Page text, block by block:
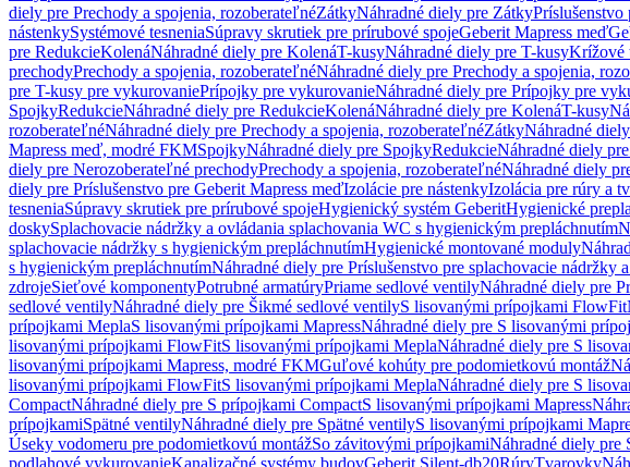
diely pre Prechody a spojenia, rozoberateľnéZátkyNáhradné diely pre Zátky
nástenkySystémové tesneniaSúpravy skrutiek pre prírubové spojeGeberit Mapress meď
pre RedukcieKolenáNáhradné diely pre KolenáT-kusyNáhradné diely pre T-kusyKrížové
prechodyPrechody a spojenia, rozoberateľnéNáhradné diely pre Prechody a spojenia,
pre T-kusy pre vykurovaniePrípojky pre vykurovanieNáhradné diely pre Prípojky pre
SpojkyRedukcieNáhradné diely pre RedukcieKolenáNáhradné diely pre KolenáT-kusy
rozoberateľnéNáhradné diely pre Prechody a spojenia, rozoberateľnéZátkyNáhradné
Mapress meď, modré FKMSpojkyNáhradné diely pre SpojkyRedukcieNáhradné diely
diely pre Nerozoberateľné prechodyPrechody a spojenia, rozoberateľnéNáhradné diely
diely pre Príslušenstvo pre Geberit Mapress meďIzolácie pre nástenkyIzolácia pre rúry a
tesneniaSúpravy skrutiek pre prírubové spojeHygienický systém GeberitHygienické
doskySplachovacie nádržky a ovládania splachovania WC s hygienickým prepláchnutím
splachovacie nádržky s hygienickým prepláchnutímHygienické montované moduly
s hygienickým prepláchnutímNáhradné diely pre Príslušenstvo pre splachovacie
zdrojeSieťové komponentyPotrubné armatúryPriame sedlové ventilyNáhradné diely pre
sedlové ventilyNáhradné diely pre Šikmé sedlové ventilyS lisovanými prípojkami FlowFit
prípojkami MeplaS lisovanými prípojkami MapressNáhradné diely pre S lisovanými
lisovanými prípojkami FlowFitS lisovanými prípojkami MeplaNáhradné diely pre S
lisovanými prípojkami Mapress, modré FKMGuľové kohúty pre podomietkovú montáž
lisovanými prípojkami FlowFitS lisovanými prípojkami MeplaNáhradné diely pre S
CompactNáhradné diely pre S prípojkami CompactS lisovanými prípojkami Mapress
prípojkamiSpätné ventilyNáhradné diely pre Spätné ventilyS lisovanými prípojkami
Úseky vodomeru pre podomietkovú montážSo závitovými prípojkamiNáhradné diely pre
podlahové vykurovanieKanalizačné systémy budovGeberit Silent-db20RúryTvarovky